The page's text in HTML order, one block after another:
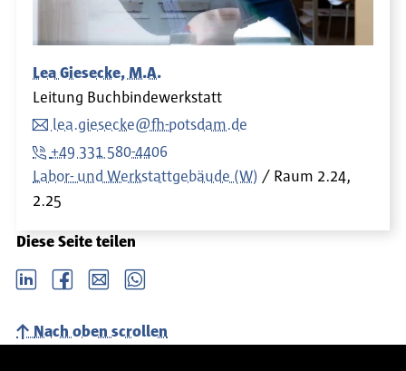
Lea Giesecke, M.A.
Leitung Buchbindewerkstatt
lea.giesecke@fh-potsdam.de
+49 331 580-4406
Labor- und Werkstattgebäude (W)
Raum 2.24,
2.25
Diese Seite teilen
LinkedIn Facebook email Whatsapp
Nach oben scrollen